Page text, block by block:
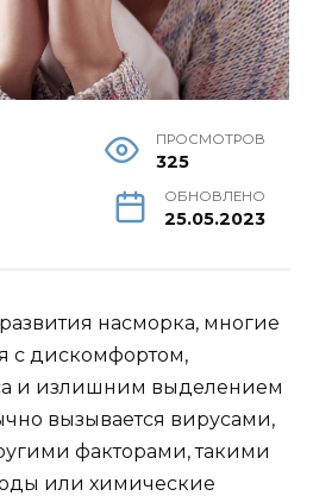
ПРОСМОТРОВ
325
ОБНОВЛЕНО
25.05.2023
насморка, многие
с дискомфортом,
и излишним выделением
вызывается вирусами,
факторами, такими
или химические